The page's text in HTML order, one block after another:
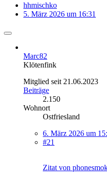
hhmischko
5. März 2026 um 16:31
Marc82
Klötenfink
Mitglied seit 21.06.2023
Beiträge
2.150
Wohnort
Ostfriesland
6. März 2026 um
#21
Zitat von